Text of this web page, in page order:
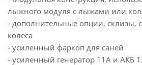
лыжного модуля с лыжами или
- дополнительные опции, склизы,
колеса
- усиленный фаркоп для саней
- усиленный генератор 11А и АКБ